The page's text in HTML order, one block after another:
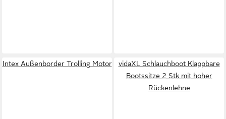
Intex Außenborder Trolling Motor
vidaXL Schlauchboot Klappbare
Bootssitze 2 Stk mit hoher
Rückenlehne